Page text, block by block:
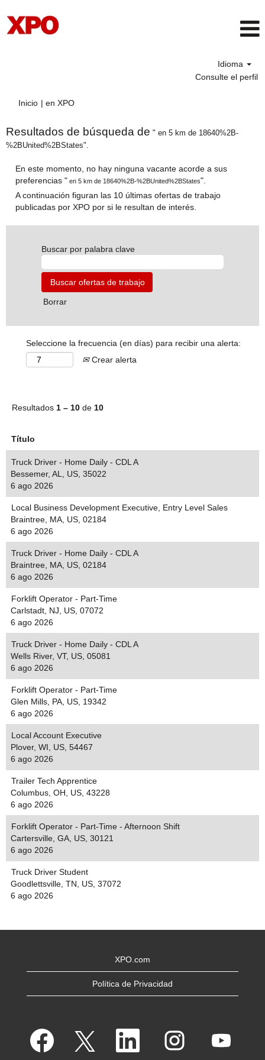
Idioma
Consulte el perfil
Inicio | en XPO(página
Resultados de búsqueda de " en 5 km de 18640%2B-
%2BUnited%2BStates".
En este momento, no hay ninguna vacante acorde a sus
preferencias " en 5 km de 18640%2B-%2BUnited%2BStates".
A continuación figuran las 10 últimas ofertas de trabajo
publicadas por XPO por si le resultan de interés.
Buscar por palabra clave
Borrar
Seleccione la frecuencia (en días) para recibir una alerta:
Crear alerta
Resultados 1 – 10 de 10
Título
Truck Driver - Home Daily - CDL A
Bessemer, AL, US, 35022
6 ago 2026
Local Business Development Executive, Entry Level Sales
Braintree, MA, US, 02184
6 ago 2026
Truck Driver - Home Daily - CDL A
Braintree, MA, US, 02184
6 ago 2026
Forklift Operator - Part-Time
Carlstadt, NJ, US, 07072
6 ago 2026
Truck Driver - Home Daily - CDL A
Wells River, VT, US, 05081
6 ago 2026
Forklift Operator - Part-Time
Glen Mills, PA, US, 19342
6 ago 2026
Local Account Executive
Plover, WI, US, 54467
6 ago 2026
Trailer Tech Apprentice
Columbus, OH, US, 43228
6 ago 2026
Forklift Operator - Part-Time - Afternoon Shift
Cartersville, GA, US, 30121
6 ago 2026
Truck Driver Student
Goodlettsville, TN, US, 37072
6 ago 2026
XPO.com
Política de Privacidad
e
a
S
a
S
b